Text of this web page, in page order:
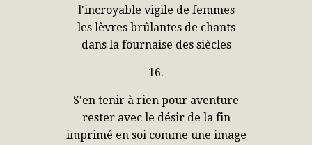
l'incroyable vigile de femmes
les lèvres brûlantes de chants
dans la fournaise des siècles
16.
S'en tenir à rien pour aventure
rester avec le désir de la fin
imprimé en soi comme une image